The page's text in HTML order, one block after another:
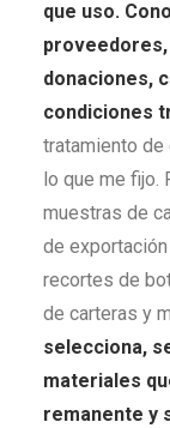
que uso.
donaciones,
condiciones
tratamiento
lo que me fijo.
muestras de
de
recortes de
de carteras y
selecciona,
materiales
remanente y